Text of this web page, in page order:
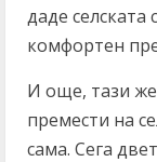
даде селската
комфортен
И още, тази
премести на
сама. Сега